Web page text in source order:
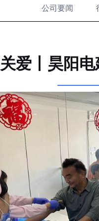
公司要闻
爱丨昊阳